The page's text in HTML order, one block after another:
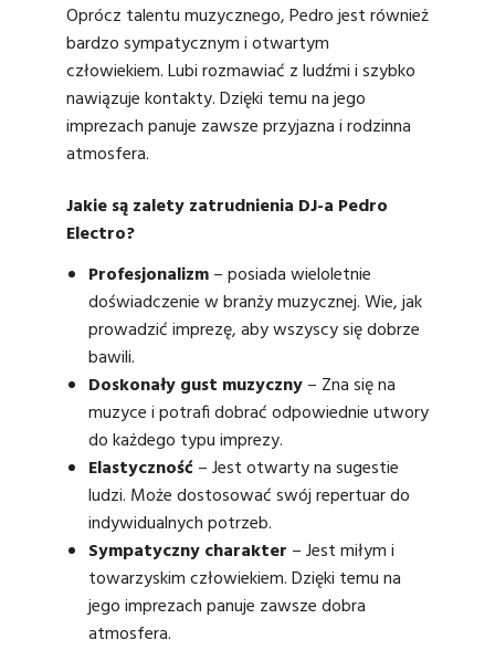
Oprócz talentu muzycznego, Pedro jest również
bardzo sympatycznym i otwartym
człowiekiem. Lubi rozmawiać z ludźmi i szybko
nawiązuje kontakty. Dzięki temu na jego
imprezach panuje zawsze przyjazna i rodzinna
atmosfera.
Jakie są zalety zatrudnienia DJ-a Pedro
Electro?
Profesjonalizm– posiada wieloletnie
doświadczenie w branży muzycznej. Wie, jak
prowadzić imprezę, aby wszyscy się dobrze
bawili.
Doskonały gust muzyczny– Zna się na
muzyce i potrafi dobrać odpowiednie utwory
do każdego typu imprezy.
Elastyczność– Jest otwarty na sugestie
ludzi. Może dostosować swój repertuar do
indywidualnych potrzeb.
Sympatyczny charakter – Jest miłym i
towarzyskim człowiekiem. Dzięki temu na
jego imprezach panuje zawsze dobra
atmosfera.